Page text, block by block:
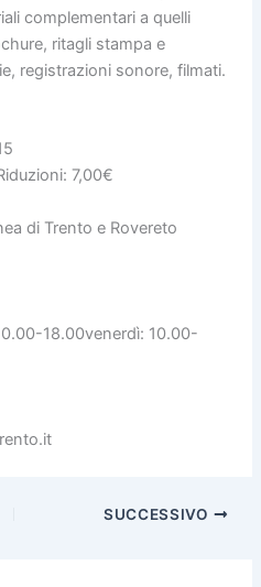
complementari a quelli
ritagli stampa e
registrazioni sonore, filmati.
7,00€
di Trento e Rovereto
18.00venerdì: 10.00-
SUCCESSIVO